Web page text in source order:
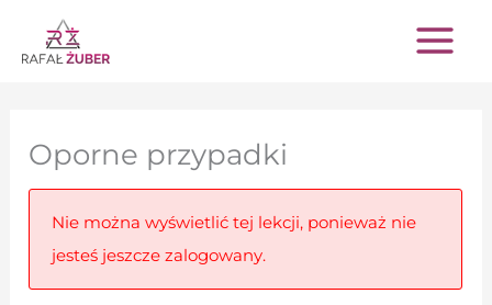
Przejdź
do
Oporne przypadki
Nie można wyświetlić tej lekcji, ponieważ nie
jesteś jeszcze zalogowany.